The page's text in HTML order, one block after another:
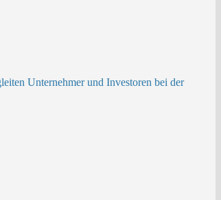
Unternehmer und Investoren bei der